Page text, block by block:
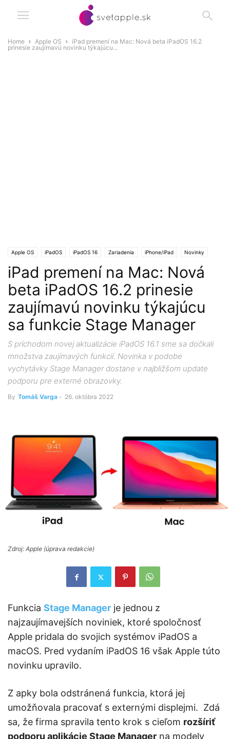
Home Apple OS
iPad premení na Mac: Nová beta iPadOS 16.2
prinesie zaujímavú novinku týkajúcu...
Apple OS iPadOS iPadOS 16 Zariadenia iPhone/iPad Novinky
iPad premení na Mac: Nová
beta iPadOS 16.2 prinesie
zaujímavú novinku týkajúcu
sa funkcie Stage Manager
S príchodom novej aktualizácie iPadOS 16.1 sme sa dočkali
množstva zaujímavých funkcií. Novinka v podobe
vychytávky Stage Manager dostane v najbližšom update
podporu pre externé obrazovky.
By Tomáš Varga - 26. októbra 2022
Zdroj: Apple (úprava redakcie)
Funkcia Stage Manager je jednou z
najzaujímavejších noviniek, ktoré spoločnosť
Apple pridala do svojich systémov iPadOS a
macOS. Pred vydaním iPadOS 16 však Apple túto
novinku upravilo.
Z apky bola odstránená funkcia, ktorá jej
umožňovala pracovať s externými displejmi. Zdá
sa, že firma spravila tento krok s cieľom rozšíriť
podporu aplikácie Stage Manager na modely